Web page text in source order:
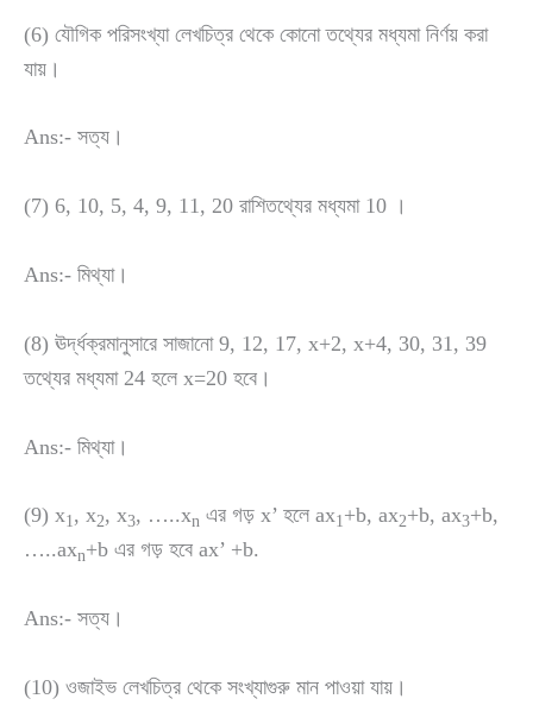
(6) যৌগিক পরিসংখ্যা লেখচিত্র থেকে কোনো তথ্যের মধ্যমা নির্ণয় করা
যায়।
Ans:- সত্য।
(7) 6, 10, 5, 4, 9, 11, 20 রাশিতথ্যের মধ্যমা 10 ।
Ans:- মিথ্যা।
(8) ঊর্দ্ধক্রমানুসারে সাজানো 9, 12, 17, x+2, x+4, 30, 31, 39
তথ্যের মধ্যমা 24 হলে x=20 হবে।
Ans:- মিথ্যা।
(9) x1 , x2, x3, …..xn এর গড় x’ হলে ax1 +b, ax2+b, ax3+b,
…..axn+b এর গড় হবে ax’ +b.
Ans:- সত্য।
(10) ওজাইভ লেখচিত্র থেকে সংখ্যাগুরু মান পাওয়া যায়।